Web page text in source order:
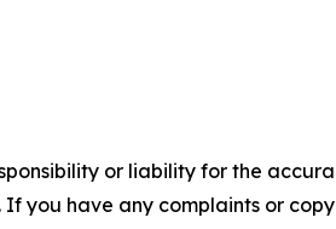
or liability for the
you have any complaints or